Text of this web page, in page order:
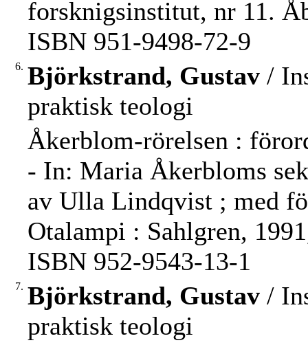
forsknigsinstitut, nr 11.
ISBN 951-9498-72-9
6. Björkstrand, Gustav /
praktisk teologi
Åkerblom-rörelsen :
- In: Maria Åkerbloms
av Ulla Lindqvist ; med
Otalampi : Sahlgren,
ISBN 952-9543-13-1
7. Björkstrand, Gustav /
praktisk teologi